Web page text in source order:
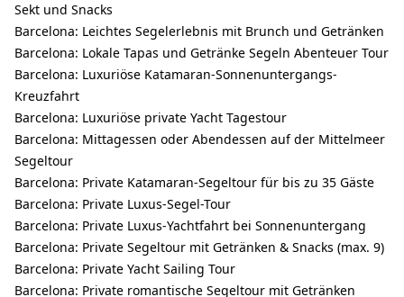
Sekt und Snacks
Barcelona: Leichtes Segelerlebnis mit Brunch und Getränken
Barcelona: Lokale Tapas und Getränke Segeln Abenteuer Tour
Barcelona: Luxuriöse Katamaran-Sonnenuntergangs-
Kreuzfahrt
Barcelona: Luxuriöse private Yacht Tagestour
Barcelona: Mittagessen oder Abendessen auf der Mittelmeer
Segeltour
Barcelona: Private Katamaran-Segeltour für bis zu 35 Gäste
Barcelona: Private Luxus-Segel-Tour
Barcelona: Private Luxus-Yachtfahrt bei Sonnenuntergang
Barcelona: Private Segeltour mit Getränken & Snacks (max. 9)
Barcelona: Private Yacht Sailing Tour
Barcelona: Private romantische Segeltour mit Getränken